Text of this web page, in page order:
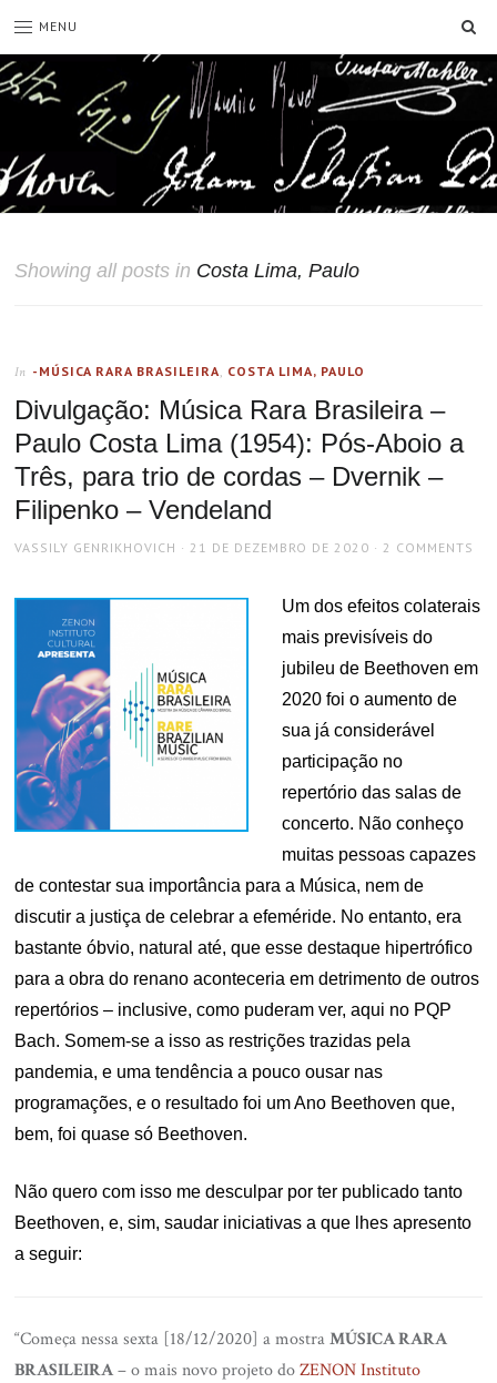
MENU
Showing all posts in Costa Lima, Paulo
In -MÚSICA RARA BRASILEIRA, COSTA LIMA, PAULO
Divulgação: Música Rara Brasileira –
Paulo Costa Lima (1954): Pós-Aboio a
Três, para trio de cordas – Dvernik –
Filipenko – Vendeland
AUTHOR
VASSILY GENRIKHOVICH
POSTED
21 DE DEZEMBRO DE 2020 2 COMMENTS
Um dos efeitos colaterais
mais previsíveis do
jubileu de Beethoven em
2020 foi o aumento de
sua já considerável
participação no
repertório das salas de
concerto. Não conheço
muitas pessoas capazes
de contestar sua importância para a Música, nem de
discutir a justiça de celebrar a efeméride. No entanto, era
bastante óbvio, natural até, que esse destaque hipertrófico
para a obra do renano aconteceria em detrimento de outros
repertórios – inclusive, como puderam ver, aqui no PQP
Bach. Somem-se a isso as restrições trazidas pela
pandemia, e uma tendência a pouco ousar nas
programações, e o resultado foi um Ano Beethoven que,
bem, foi quase só Beethoven.
Não quero com isso me desculpar por ter publicado tanto
Beethoven, e, sim, saudar iniciativas a que lhes apresento
a seguir:
“Começa nessa sexta [18/12/2020] a mostraMÚSICA RARA
BRASILEIRA– o mais novo projeto doZENON Instituto